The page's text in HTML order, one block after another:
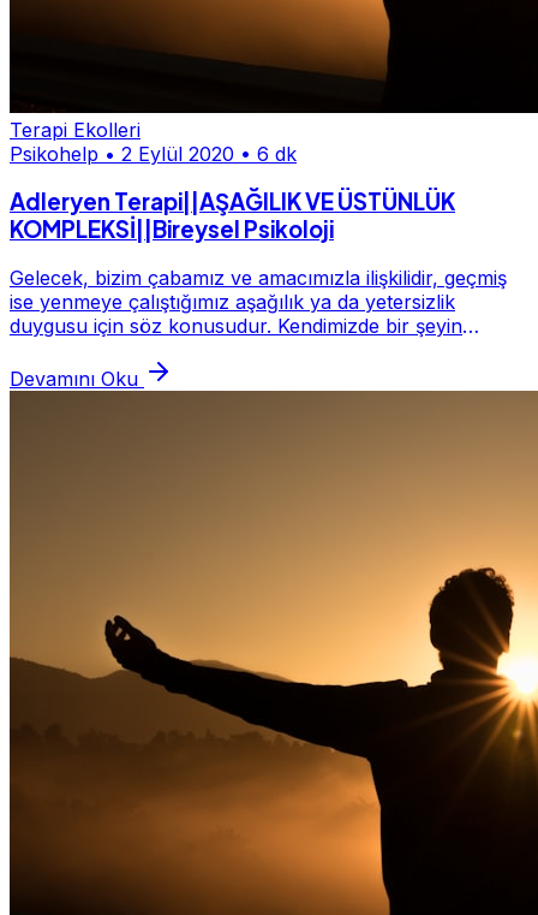
Terapi Ekolleri
Psikohelp • 2 Eylül 2020 • 6 dk
Adleryen Terapi||AŞAĞILIK VE ÜSTÜNLÜK
KOMPLEKSİ||Bireysel Psikoloji
Gelecek, bizim çabamız ve amacımızla ilişkilidir, geçmiş
ise yenmeye çalıştığımız aşağılık ya da yetersizlik
duygusu için söz konusudur. Kendimizde bir şeyin
Devamını Oku